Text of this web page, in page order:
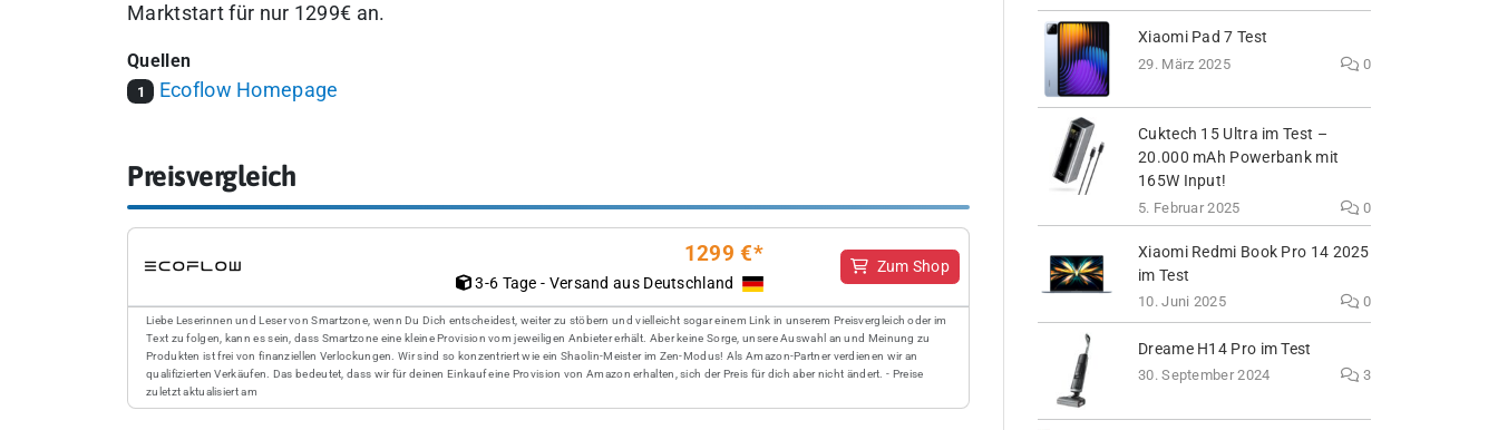
Marktstart für nur 1299€ an.
Quellen
1 Ecoflow Homepage
Preisvergleich
1299 €*
3-6 Tage - Versand aus Deutschland
Zum Shop
Liebe Leserinnen und Leser von Smartzone, wenn Du Dich entscheidest, weiter zu stöbern und vielleicht sogar einem Link in unserem Preisvergleich oder im
Text zu folgen, kann es sein, dass Smartzone eine kleine Provision vom jeweiligen Anbieter erhält. Aber keine Sorge, unsere Auswahl an und Meinung zu
Produkten ist frei von finanziellen Verlockungen. Wir sind so konzentriert wie ein Shaolin-Meister im Zen-Modus! Als Amazon-Partner verdienen wir an
qualifizierten Verkäufen. Das bedeutet, dass wir für deinen Einkauf eine Provision von Amazon erhalten, sich der Preis für dich aber nicht ändert. - Preise
zuletzt aktualisiert am
Xiaomi Pad 7 Test
29. März 2025 0
Cuktech 15 Ultra im Test –
20.000 mAh Powerbank mit
165W Input!
5. Februar 2025 0
Xiaomi Redmi Book Pro 14 2025
im Test
10. Juni 2025 0
Dreame H14 Pro im Test
30. September 2024 3